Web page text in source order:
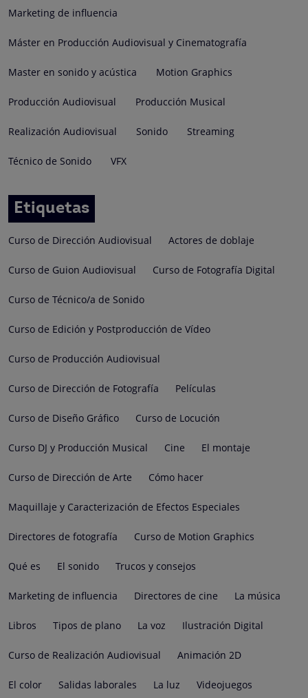
Marketing de influencia
Máster en Producción Audiovisual y Cinematografía
Master en sonido y acústica Motion Graphics
Producción Audiovisual Producción Musical
Realización Audiovisual Sonido Streaming
Técnico de Sonido VFX
Etiquetas
Curso de Dirección Audiovisual Actores de doblaje
Curso de Guion Audiovisual Curso de Fotografía Digital
Curso de Técnico/a de Sonido
Curso de Edición y Postproducción de Vídeo
Curso de Producción Audiovisual
Curso de Dirección de Fotografía Películas
Curso de Diseño Gráfico Curso de Locución
Curso DJ y Producción Musical Cine El montaje
Curso de Dirección de Arte Cómo hacer
Maquillaje y Caracterización de Efectos Especiales
Directores de fotografía Curso de Motion Graphics
Qué es El sonido Trucos y consejos
Marketing de influencia Directores de cine La música
Libros Tipos de plano La voz Ilustración Digital
Curso de Realización Audiovisual Animación 2D
El color Salidas laborales La luz Videojuegos